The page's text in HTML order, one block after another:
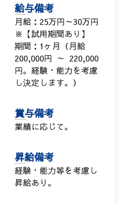
給与備考
月給：25万円～30万円
※【試用期間あり】
期間：1ヶ月（月給
200,000円 ～ 220,000
円。経験・能力を考慮
し決定します。）
賞与備考
業績に応じて。
昇給備考
経験・能力等を考慮し
昇給あり。